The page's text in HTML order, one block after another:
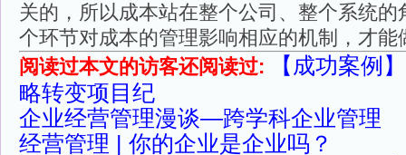
关的，所以成本站在整个公司、整个系统
个环节对成本的管理影响相应的机制，才能
阅读过本文的访客还阅读过:
【成功案例
略转变项目纪
企业经营管理漫谈—跨学科企业管理
经营管理 | 你的企业是企业吗？